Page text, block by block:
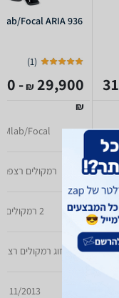
Focal ARIA 936
(
1
)
29,900
₪
- 17,190
₪
Focal
רמקולים
2 רמקולים
זוג רמקולים
11/2013